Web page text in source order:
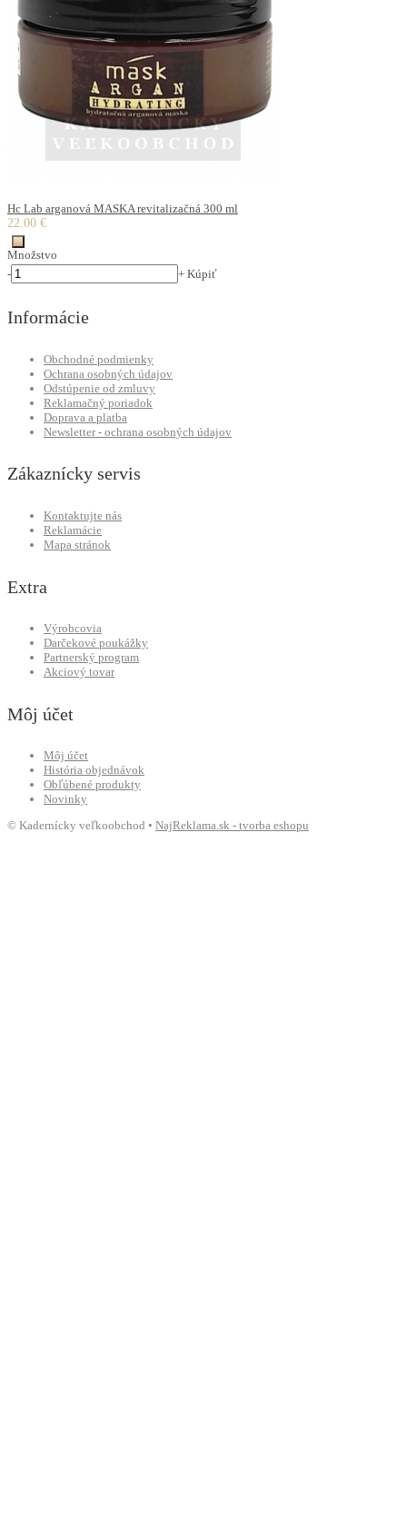
Hc Lab arganová MASKA revitalizačná 300 ml
22.00 €
Množstvo
-
+ Kúpiť
Informácie
Obchodné podmienky
Ochrana osobných údajov
Odstúpenie od zmluvy
Reklamačný poriadok
Doprava a platba
Newsletter - ochrana osobných údajov
Zákaznícky servis
Kontaktujte nás
Reklamácie
Mapa stránok
Extra
Výrobcovia
Darčekové poukážky
Partnerský program
Akciový tovar
Môj účet
Môj účet
História objednávok
Obľúbené produkty
Novinky
© Kadernícky veľkoobchod • NajReklama.sk - tvorba eshopu